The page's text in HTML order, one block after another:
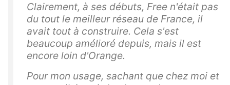
Clairement, à ses débuts, Free n'était pas
du tout le meilleur réseau de France, il
avait tout à construire. Cela s'est
beaucoup amélioré depuis, mais il est
encore loin d'Orange.
Pour mon usage, sachant que chez moi et